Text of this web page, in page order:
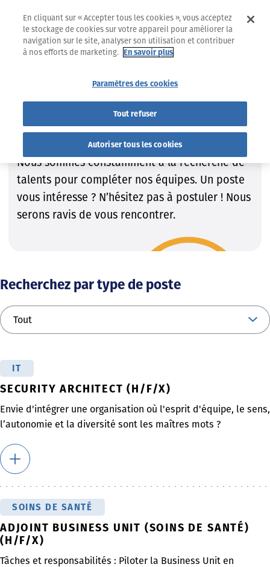
Trouvez le job qui VOUS convient !
Trouvez le job qui VOUS
convient !
Nous sommes constamment à la recherche de
talents pour compléter nos équipes. Un poste
vous intéresse ? N’hésitez pas à postuler ! Nous
serons ravis de vous rencontrer.
Recherchez par type de poste
IT
SECURITY ARCHITECT (H/F/X)
Envie d'intégrer une organisation où l'esprit d'équipe, le sens,
l’autonomie et la diversité sont les maîtres mots ?
SOINS DE SANTÉ
ADJOINT BUSINESS UNIT (SOINS DE SANTÉ)
(H/F/X)
Tâches et responsabilités : Piloter la Business Unit en
En cliquant sur « Accepter tous les cookies », vous acceptez
le stockage de cookies sur votre appareil pour améliorer la
navigation sur le site, analyser son utilisation et contribuer
à nos efforts de marketing. En savoir plus
Paramètres des cookies
Tout refuser
Autoriser tous les cookies